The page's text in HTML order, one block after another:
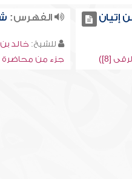
إتيان
[8])
الفهرس:
للشيخ: خالد
جزء من محاضرة (